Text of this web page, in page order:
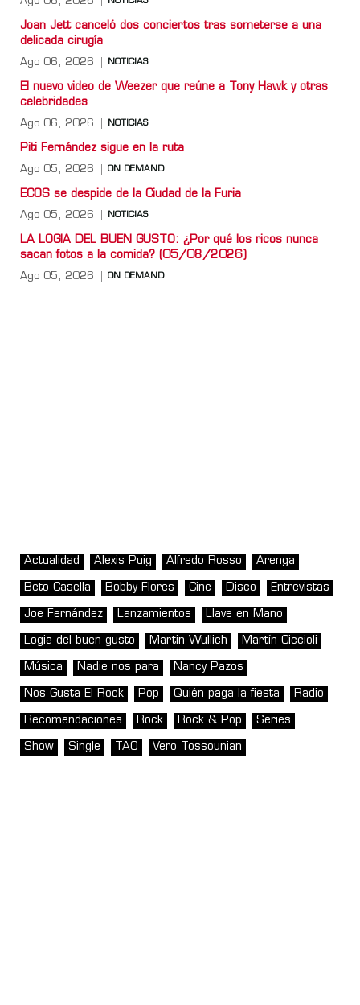
Joan Jett canceló dos conciertos tras someterse a una
delicada cirugía
Ago 06, 2026 NOTICIAS
El nuevo video de Weezer que reúne a Tony Hawk y otras
celebridades
Ago 06, 2026 NOTICIAS
Piti Fernández sigue en la ruta
Ago 05, 2026 ON DEMAND
ECOS se despide de la Ciudad de la Furia
Ago 05, 2026 NOTICIAS
LA LOGIA DEL BUEN GUSTO: ¿Por qué los ricos nunca
sacan fotos a la comida? (05/08/2026)
Ago 05, 2026 ON DEMAND
Actualidad Alexis Puig Alfredo Rosso Arenga
Beto Casella Bobby Flores Cine Disco Entrevistas
Joe Fernández Lanzamientos Llave en Mano
Logia del buen gusto Martin Wullich Martín Ciccioli
Música Nadie nos para Nancy Pazos
Nos Gusta El Rock Pop Quién paga la fiesta Radio
Recomendaciones Rock Rock & Pop Series
Show Single TAO Vero Tossounian